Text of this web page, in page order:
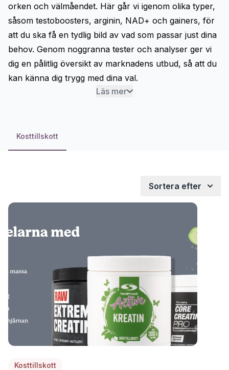
orken och välmåendet. Här går vi igenom olika typer,
såsom testoboosters, arginin, NAD+ och gainers, för
att du ska få en tydlig bild av vad som passar just dina
behov. Genom noggranna tester och analyser ger vi
dig en pålitlig översikt av marknadens utbud, så att du
kan känna dig trygg med dina val.
Läs mer
Kosttillskott
Sortera efter
Kosttillskott